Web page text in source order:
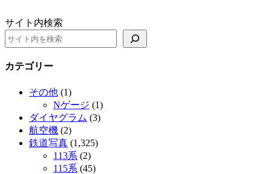
サイト内検索
カテゴリー
その他 (1)
Nゲージ (1)
ダイヤグラム (3)
航空機 (2)
鉄道写真 (1,325)
113系 (2)
115系 (45)